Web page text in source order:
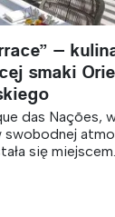
—
smaki
das Nações,
swobodnej
się miejscem...